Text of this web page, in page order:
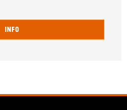
INFO